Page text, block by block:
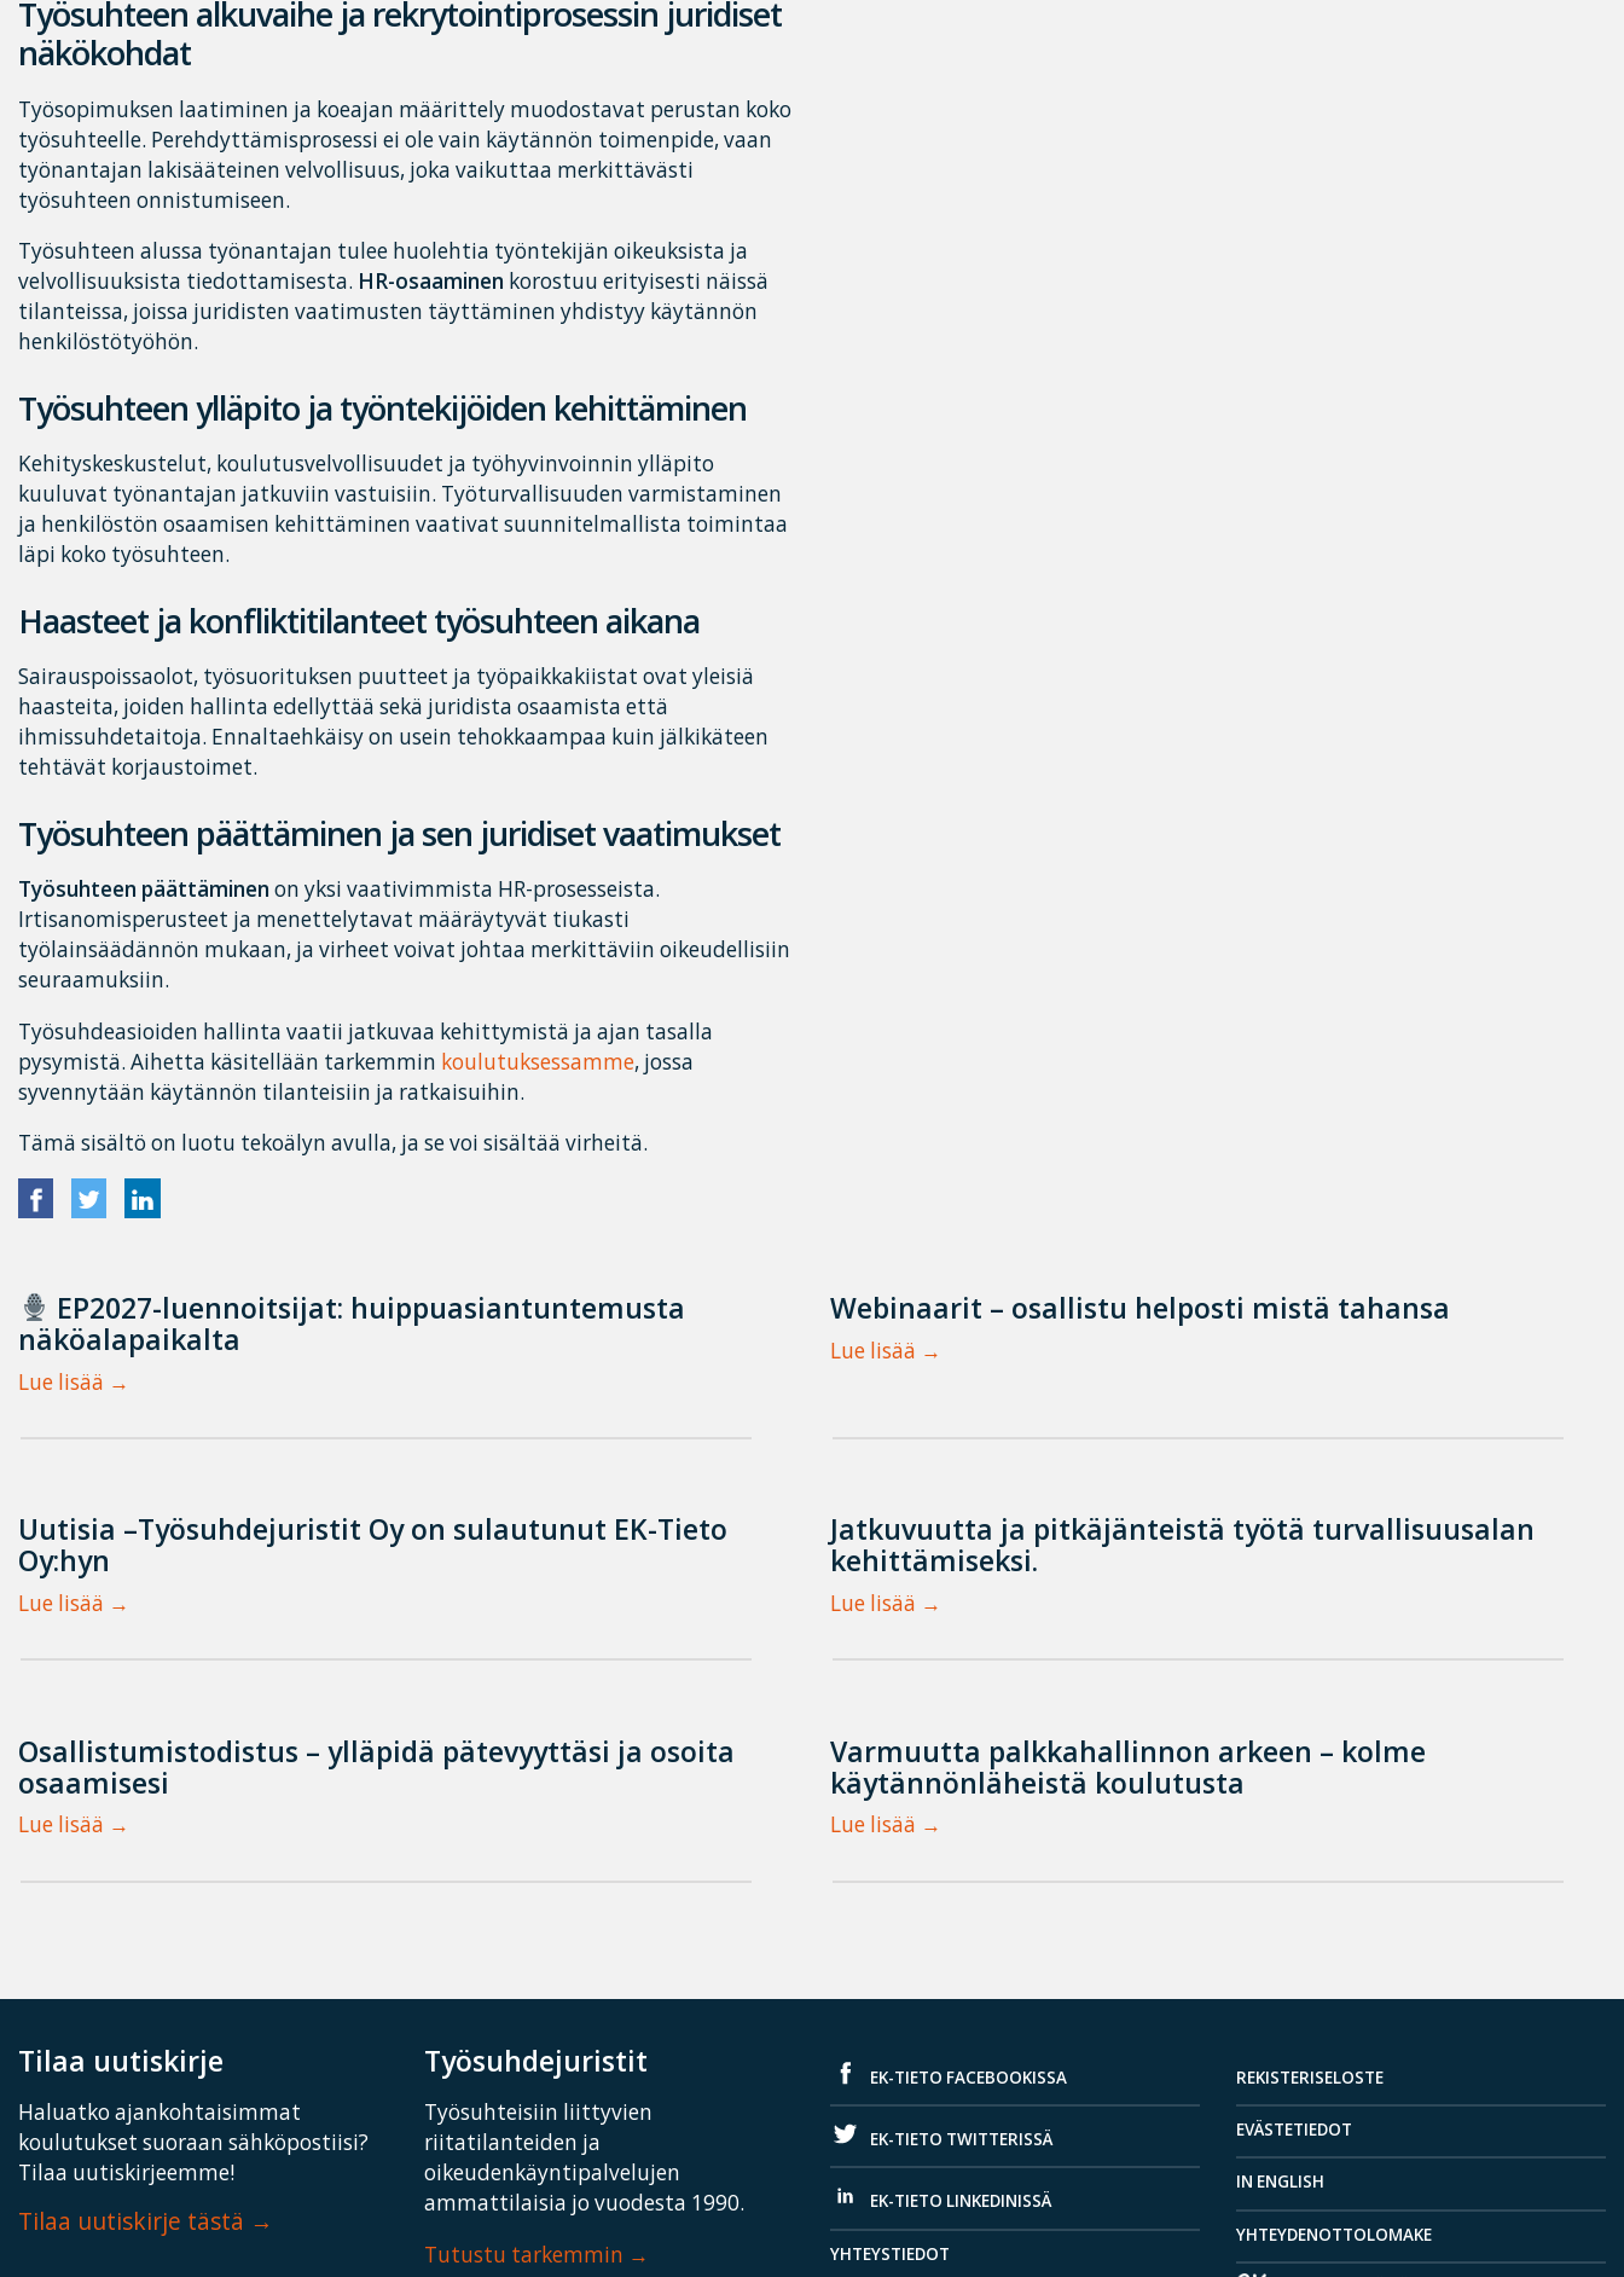
Työsuhteen alkuvaihe ja rekrytointiprosessin juridiset
näkökohdat
Työsopimuksen laatiminen ja koeajan määrittely muodostavat perustan koko
työsuhteelle. Perehdyttämisprosessi ei ole vain käytännön toimenpide, vaan
työnantajan lakisääteinen velvollisuus, joka vaikuttaa merkittävästi
työsuhteen onnistumiseen.
Työsuhteen alussa työnantajan tulee huolehtia työntekijän oikeuksista ja
velvollisuuksista tiedottamisesta. HR-osaaminen korostuu erityisesti näissä
tilanteissa, joissa juridisten vaatimusten täyttäminen yhdistyy käytännön
henkilöstötyöhön.
Työsuhteen ylläpito ja työntekijöiden kehittäminen
Kehityskeskustelut, koulutusvelvollisuudet ja työhyvinvoinnin ylläpito
kuuluvat työnantajan jatkuviin vastuisiin. Työturvallisuuden varmistaminen
ja henkilöstön osaamisen kehittäminen vaativat suunnitelmallista toimintaa
läpi koko työsuhteen.
Haasteet ja konfliktitilanteet työsuhteen aikana
Sairauspoissaolot, työsuorituksen puutteet ja työpaikkakiistat ovat yleisiä
haasteita, joiden hallinta edellyttää sekä juridista osaamista että
ihmissuhdetaitoja. Ennaltaehkäisy on usein tehokkaampaa kuin jälkikäteen
tehtävät korjaustoimet.
Työsuhteen päättäminen ja sen juridiset vaatimukset
Työsuhteen päättäminen on yksi vaativimmista HR-prosesseista.
Irtisanomisperusteet ja menettelytavat määräytyvät tiukasti
työlainsäädännön mukaan, ja virheet voivat johtaa merkittäviin oikeudellisiin
seuraamuksiin.
Työsuhdeasioiden hallinta vaatii jatkuvaa kehittymistä ja ajan tasalla
pysymistä. Aihetta käsitellään tarkemmin koulutuksessamme, jossa
syvennytään käytännön tilanteisiin ja ratkaisuihin.
Tämä sisältö on luotu tekoälyn avulla, ja se voi sisältää virheitä.
EP2027-luennoitsijat: huippuasiantuntemusta
näköalapaikalta
Lue lisää
Webinaarit – osallistu helposti mistä tahansa
Lue lisää
Uutisia –Työsuhdejuristit Oy on sulautunut EK-Tieto
Oy:hyn
Lue lisää
Jatkuvuutta ja pitkäjänteistä työtä turvallisuusalan
kehittämiseksi.
Lue lisää
Osallistumistodistus – ylläpidä pätevyyttäsi ja osoita
osaamisesi
Lue lisää
Varmuutta palkkahallinnon arkeen – kolme
käytännönläheistä koulutusta
Lue lisää
Tilaa uutiskirje
Haluatko ajankohtaisimmat
koulutukset suoraan sähköpostiisi?
Tilaa uutiskirjeemme!
Tilaa uutiskirje tästä
Työsuhdejuristit
Työsuhteisiin liittyvien
riitatilanteiden ja
oikeudenkäyntipalvelujen
ammattilaisia jo vuodesta 1990.
Tutustu tarkemmin
EK-TIETO FACEBOOKISSA
EK-TIETO TWITTERISSÄ
EK-TIETO LINKEDINISSÄ
YHTEYSTIEDOT
REKISTERISELOSTE
EVÄSTETIEDOT
IN ENGLISH
YHTEYDENOTTOLOMAKE